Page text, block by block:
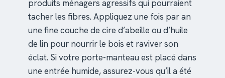
produits ménagers agressifs qui pourraient
tacher les fibres. Appliquez une fois par an
une fine couche de cire d’abeille ou d’huile
de lin pour nourrir le bois et raviver son
éclat. Si votre porte-manteau est placé dans
une entrée humide, assurez-vous qu’il a été